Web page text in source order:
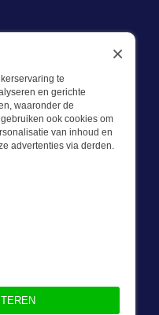
BV. Bevazet levert al
ondernemingen.
in Brandwijk. Onze klanten
tegen een
voorraadhoudend,
ons op.
te
en gerichte
waaronder de
ook cookies om
van inhoud en
advertenties via derden.
×